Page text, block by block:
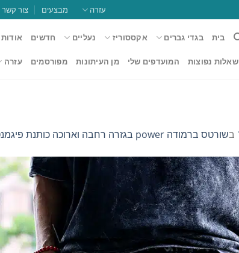
עזרה מבצעים צור קשר
בית בגדי גברים אקססוריז נעליים חדשים אודות
שאלות נפוצות המועדפים שלי מן העיתונות מפורסמים עזרה
בשורטס ברמודה power בגזרה רחבה וארוכה כותנת פיגמנט 133